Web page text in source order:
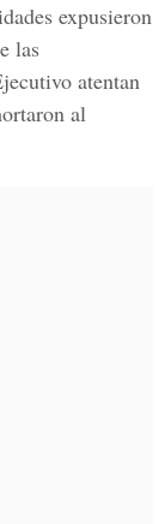
expusieron
las
atentan
al